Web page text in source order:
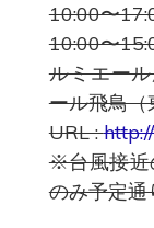
10:00〜
10:00〜
ルミエー
ール飛鳥（
URL :
※台風接近
のみ予定通